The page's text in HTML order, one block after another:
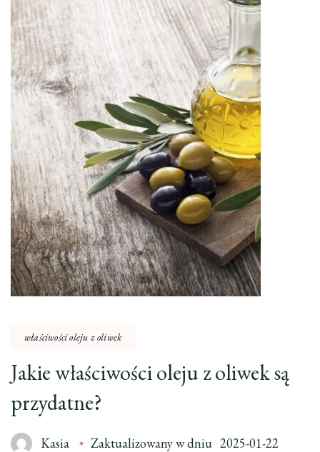
właściwości oleju z oliwek
Jakie właściwości oleju z oliwek są
przydatne?
Kasia Zaktualizowany w dniu 2025-01-22